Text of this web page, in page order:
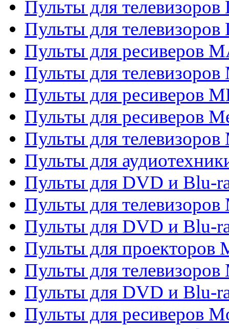
Пульты для телевизоров
Пульты для телевизоров
Пульты для ресиверов
Пульты для телевизоров
Пульты для ресиверов
Пульты для ресиверов
Пульты для телевизоров
Пульты для
Пульты для DVD и Blu-
Пульты для
Пульты для DVD и Blu-
Пульты для проекторов
Пульты для
Пульты для DVD и Blu-
Пульты для ресиверов